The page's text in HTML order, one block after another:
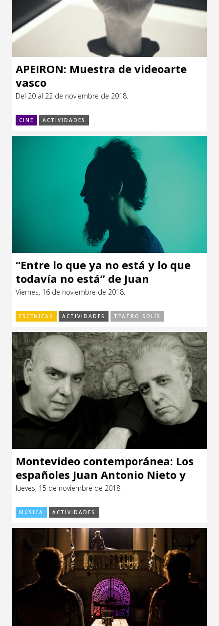
APEIRON: Muestra de videoarte
vasco
Del 20 al 22 de noviembre de 2018.
CINE ACTIVIDADES
“Entre lo que ya no está y lo que
todavía no está” de Juan
Domínguez (España)
Viernes, 16 de noviembre de 2018.
ESCÉNICAS ACTIVIDADES TEATRO SOLÍS
Montevideo contemporánea: Los
españoles Juan Antonio Nieto y
Javier Piñango+ AUTOPOL + C03RA
Jueves, 15 de noviembre de 2018.
MÚSICA ACTIVIDADES